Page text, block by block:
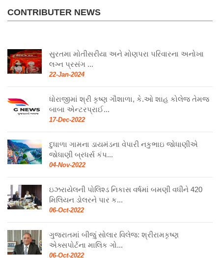
CONTRIBUTER NEWS
સુરતમા મોતીસરીયા અને મોણપરા પરિવારના અનોખા
લગ્ન પ્રસંગ ...
22-Jan-2024
ધોરાજીમાં શ્રી કૃષ્ણ ગૌશાળા, કે.ઓ શાહ કોલેજ તેમજ
બાબા એન્ટરપ્રાઈ...
17-Dec-2022
દુધાળા ગામના ડાયમંડના વેપારી નકુભાઇ જોધાણીએ
જોધાણી બ્રધર્સ કંપ...
04-Nov-2022
ઇઝરાયેલની પોલિશ્ડ નિકાસ વર્ષમાં બમણી વધીને 420
મિલિયન ડોલરને પાર ક...
06-Oct-2022
ગુજરાતમાં બીજું સોલાર વિલેજ: શ્રીરામકૃષ્ણ
એક્સપોર્ટના માલિક ગો...
06-Oct-2022